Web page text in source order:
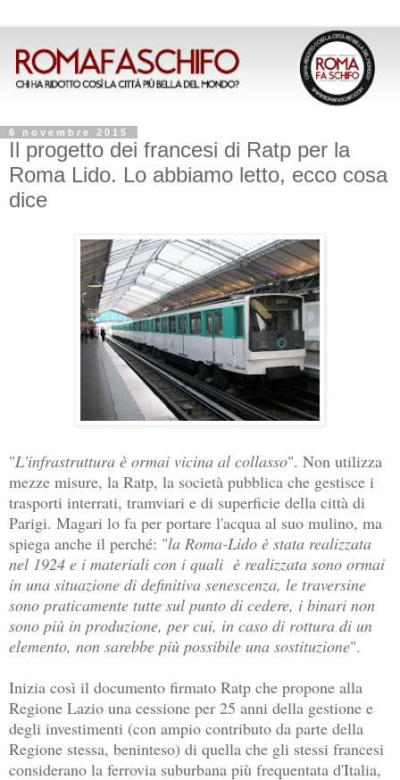
6 novembre 2015
Il progetto dei francesi di Ratp per la
Roma Lido. Lo abbiamo letto, ecco cosa
dice
"L'infrastruttura è ormai vicina al collasso". Non utilizza
mezze misure, la Ratp, la società pubblica che gestisce i
trasporti interrati, tramviari e di superficie della città di
Parigi. Magari lo fa per portare l'acqua al suo mulino, ma
spiega anche il perché: "la Roma-Lido è stata realizzata
nel 1924 e i materiali con i quali è realizzata sono ormai
in una situazione di definitiva senescenza, le traversine
sono praticamente tutte sul punto di cedere, i binari non
sono più in produzione, per cui, in caso di rottura di un
elemento, non sarebbe più possibile una sostituzione".
Inizia così il documento firmato Ratp che propone alla
Regione Lazio una cessione per 25 anni della gestione e
degli investimenti (con ampio contributo da parte della
Regione stessa, beninteso) di quella che gli stessi francesi
considerano la ferrovia suburbana più frequentata d'Italia,